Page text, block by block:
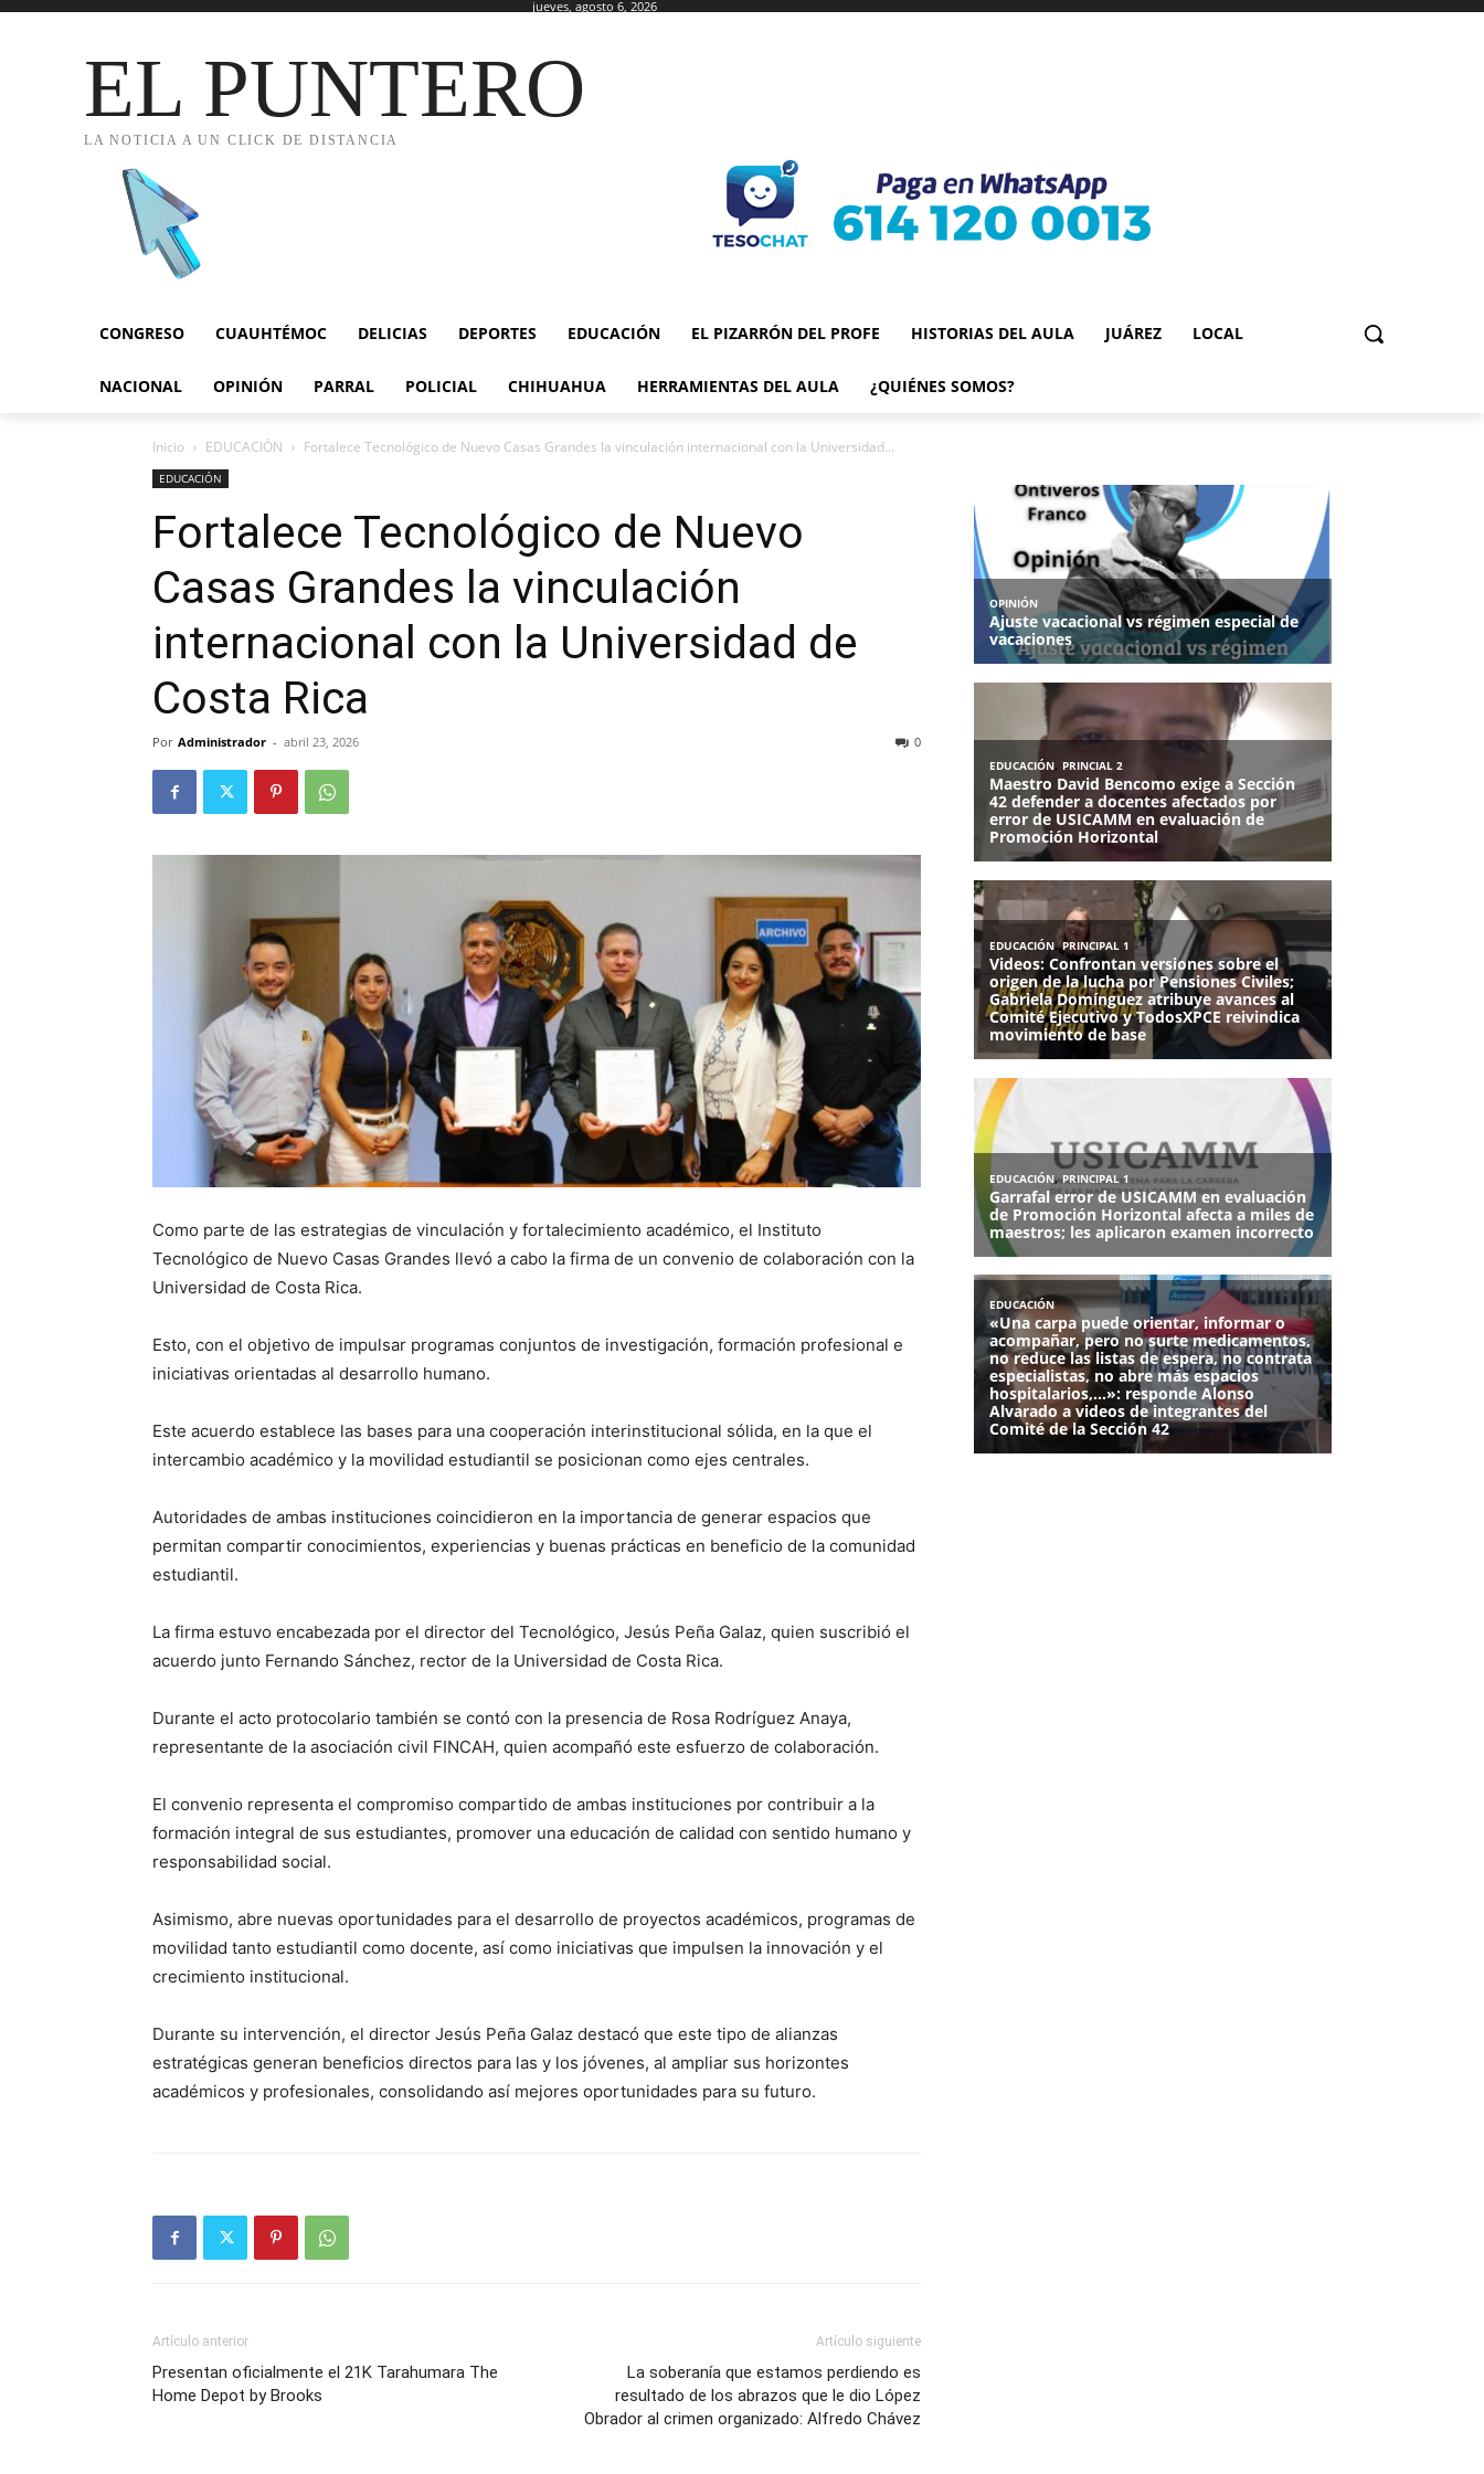
jueves, agosto 6, 2026
EL PUNTERO
LA NOTICIA A UN CLICK DE DISTANCIA
CONGRESO CUAUHTÉMOC DELICIAS DEPORTES EDUCACIÓN EL PIZARRÓN DEL PROFE HISTORIAS DEL AULA JUÁREZ LOCAL
NACIONAL OPINIÓN PARRAL POLICIAL CHIHUAHUA HERRAMIENTAS DEL AULA ¿QUIÉNES SOMOS?
Inicio EDUCACIÓN Fortalece Tecnológico de Nuevo Casas Grandes la vinculación internacional con la Universidad...
EDUCACIÓN
Fortalece Tecnológico de Nuevo
Casas Grandes la vinculación
internacional con la Universidad de
Costa Rica
Por Administrador - abril 23, 2026 0
Como parte de las estrategias de vinculación y fortalecimiento académico, el Instituto
Tecnológico de Nuevo Casas Grandes llevó a cabo la firma de un convenio de colaboración con la
Universidad de Costa Rica.
Esto, con el objetivo de impulsar programas conjuntos de investigación, formación profesional e
iniciativas orientadas al desarrollo humano.
Este acuerdo establece las bases para una cooperación interinstitucional sólida, en la que el
intercambio académico y la movilidad estudiantil se posicionan como ejes centrales.
Autoridades de ambas instituciones coincidieron en la importancia de generar espacios que
permitan compartir conocimientos, experiencias y buenas prácticas en beneficio de la comunidad
estudiantil.
La firma estuvo encabezada por el director del Tecnológico, Jesús Peña Galaz, quien suscribió el
acuerdo junto Fernando Sánchez, rector de la Universidad de Costa Rica.
Durante el acto protocolario también se contó con la presencia de Rosa Rodríguez Anaya,
representante de la asociación civil FINCAH, quien acompañó este esfuerzo de colaboración.
El convenio representa el compromiso compartido de ambas instituciones por contribuir a la
formación integral de sus estudiantes, promover una educación de calidad con sentido humano y
responsabilidad social.
Asimismo, abre nuevas oportunidades para el desarrollo de proyectos académicos, programas de
movilidad tanto estudiantil como docente, así como iniciativas que impulsen la innovación y el
crecimiento institucional.
Durante su intervención, el director Jesús Peña Galaz destacó que este tipo de alianzas
estratégicas generan beneficios directos para las y los jóvenes, al ampliar sus horizontes
académicos y profesionales, consolidando así mejores oportunidades para su futuro.
Artículo anterior
Presentan oficialmente el 21K Tarahumara The
Home Depot by Brooks
Artículo siguiente
La soberanía que estamos perdiendo es
resultado de los abrazos que le dio López
Obrador al crimen organizado: Alfredo Chávez